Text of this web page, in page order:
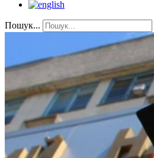
Пошук...